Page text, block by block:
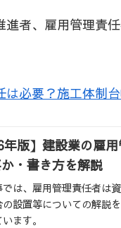
者、雇用管理責
は必要？施工体制
年版】建設業の雇
・書き方を解説
では、雇用管理責任者は
の設置等についての解説
ます。